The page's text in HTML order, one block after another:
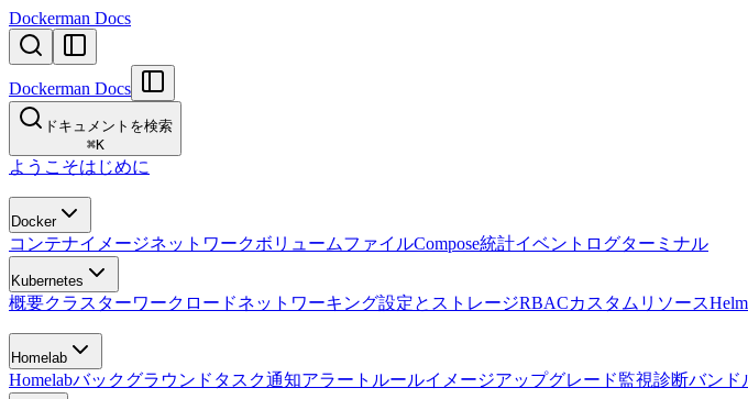
Dockerman Docs
Dockerman Docs
ドキュメントを検索
⌘K
ようこそはじめに
Docker
コンテナイメージネットワークボリュームファイルCompose統計イベント ログターミナル
Kubernetes
概要クラスターワークロードネットワーキング設定とストレージRBACカスタムリソースHelm
Homelab
Homelabバックグラウンドタスク通知アラートルールイメージアップグレード監視診断バンド